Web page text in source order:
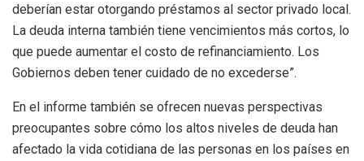
deberían estar otorgando préstamos al sector privado local.
La deuda interna también tiene vencimientos más cortos, lo
que puede aumentar el costo de refinanciamiento. Los
Gobiernos deben tener cuidado de no excederse”.
En el informe también se ofrecen nuevas perspectivas
preocupantes sobre cómo los altos niveles de deuda han
afectado la vida cotidiana de las personas en los países en